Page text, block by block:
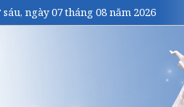
ngày 07 tháng 08 năm 2026